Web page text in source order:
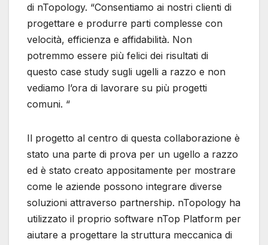
di nTopology. “Consentiamo ai nostri clienti di
progettare e produrre parti complesse con
velocità, efficienza e affidabilità. Non
potremmo essere più felici dei risultati di
questo case study sugli ugelli a razzo e non
vediamo l’ora di lavorare su più progetti
comuni. “
Il progetto al centro di questa collaborazione è
stato una parte di prova per un ugello a razzo
ed è stato creato appositamente per mostrare
come le aziende possono integrare diverse
soluzioni attraverso partnership. nTopology ha
utilizzato il proprio software nTop Platform per
aiutare a progettare la struttura meccanica di